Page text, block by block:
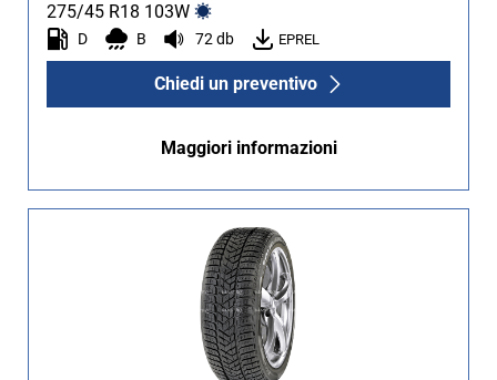
275/45 R18 103W
D B 72 db EPREL
Chiedi un preventivo
Maggiori informazioni